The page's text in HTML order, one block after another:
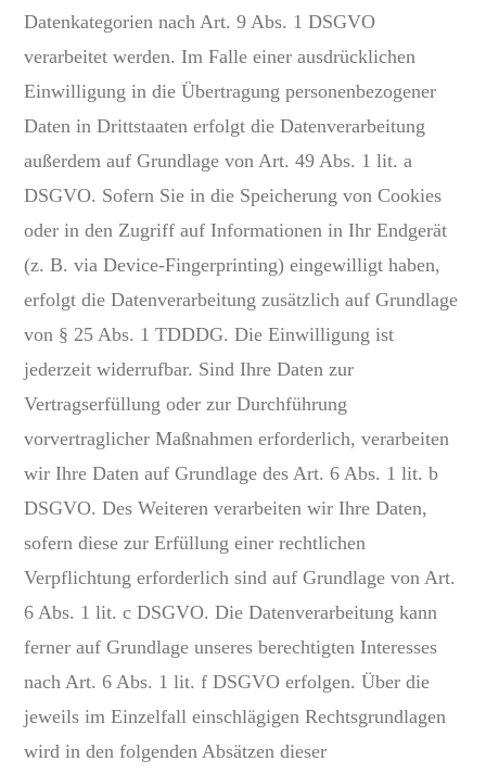
Datenkategorien nach Art. 9 Abs. 1 DSGVO
verarbeitet werden. Im Falle einer ausdrücklichen
Einwilligung in die Übertragung personenbezogener
Daten in Drittstaaten erfolgt die Datenverarbeitung
außerdem auf Grundlage von Art. 49 Abs. 1 lit. a
DSGVO. Sofern Sie in die Speicherung von Cookies
oder in den Zugriff auf Informationen in Ihr Endgerät
(z. B. via Device-Fingerprinting) eingewilligt haben,
erfolgt die Datenverarbeitung zusätzlich auf Grundlage
von § 25 Abs. 1 TDDDG. Die Einwilligung ist
jederzeit widerrufbar. Sind Ihre Daten zur
Vertragserfüllung oder zur Durchführung
vorvertraglicher Maßnahmen erforderlich, verarbeiten
wir Ihre Daten auf Grundlage des Art. 6 Abs. 1 lit. b
DSGVO. Des Weiteren verarbeiten wir Ihre Daten,
sofern diese zur Erfüllung einer rechtlichen
Verpflichtung erforderlich sind auf Grundlage von Art.
6 Abs. 1 lit. c DSGVO. Die Datenverarbeitung kann
ferner auf Grundlage unseres berechtigten Interesses
nach Art. 6 Abs. 1 lit. f DSGVO erfolgen. Über die
jeweils im Einzelfall einschlägigen Rechtsgrundlagen
wird in den folgenden Absätzen dieser